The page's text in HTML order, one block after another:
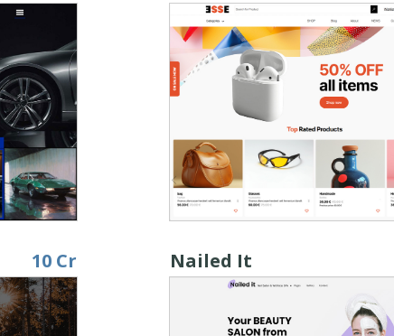
10 Cr Nailed It